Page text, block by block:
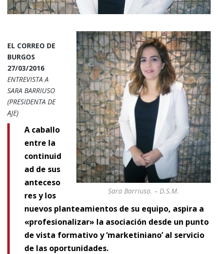
Sara Barriuso. – D.S.M.
EL CORREO DE
BURGOS
27/03/2016
ENTREVISTA A
SARA BARRIUSO
(PRESIDENTA DE
AJE)
A caballo
entre la
continuid
ad de sus
anteceso
res y los
nuevos planteamientos de su equipo, aspira a
«profesionalizar» la asociación desde un punto
de vista formativo y ‘marketiniano’ al servicio
de las oportunidades.